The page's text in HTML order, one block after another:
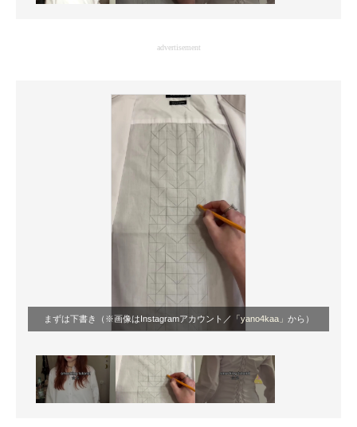
ITエンジニア向け専門サイト
モノづくり技術者専門サイト
エレクトロニクス専門サイト
電子設計の基本と応用
ちょっと気になるネットの話題
advertisement
まずは下書き（※画像はInstagramアカウント／ 「yano4kaa」 から）